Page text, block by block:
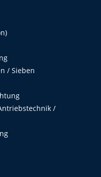
/ Sieben
/